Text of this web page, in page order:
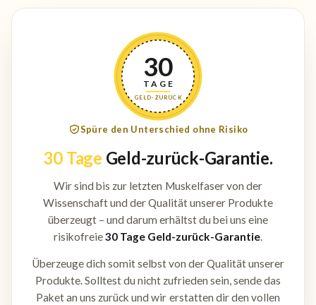
30
TAGE
GELD-ZURÜCK
Spüre den Unterschied ohne Risiko
30 Tage Geld-zurück-Garantie.
Wir sind bis zur letzten Muskelfaser von der
Wissenschaft und der Qualität unserer Produkte
überzeugt – und darum erhältst du bei uns eine
risikofreie30 Tage Geld-zurück-Garantie.
Überzeuge dich somit selbst von der Qualität unserer
Produkte. Solltest du nicht zufrieden sein, sende das
Paket an uns zurück und wir erstatten dir den vollen